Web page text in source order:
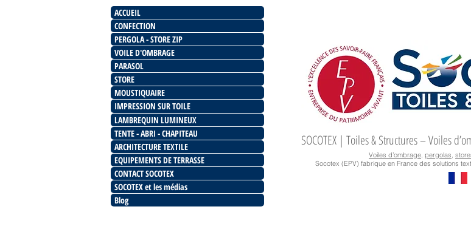
ACCUEIL
CONFECTION
PERGOLA - STORE ZIP
VOILE D'OMBRAGE
PARASOL
STORE
MOUSTIQUAIRE
IMPRESSION SUR TOILE
LAMBREQUIN LUMINEUX
TENTE - ABRI - CHAPITEAU
ARCHITECTURE TEXTILE
EQUIPEMENTS DE TERRASSE
CONTACT SOCOTEX
SOCOTEX et les médias
Blog
SOCOTEX | Toiles & Structures – Voiles
Voiles d’ombrage, pergolas,
Socotex (EPV) fabrique en France des solutions